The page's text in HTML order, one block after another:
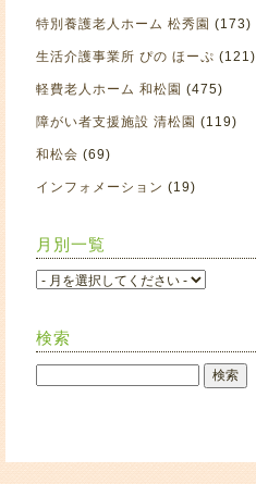
特別養護老人ホーム 松秀園 (173)
生活介護事業所 ぴの ほーぷ (121)
軽費老人ホーム 和松園 (475)
障がい者支援施設 清松園 (119)
和松会 (69)
インフォメーション (19)
月別一覧
検索